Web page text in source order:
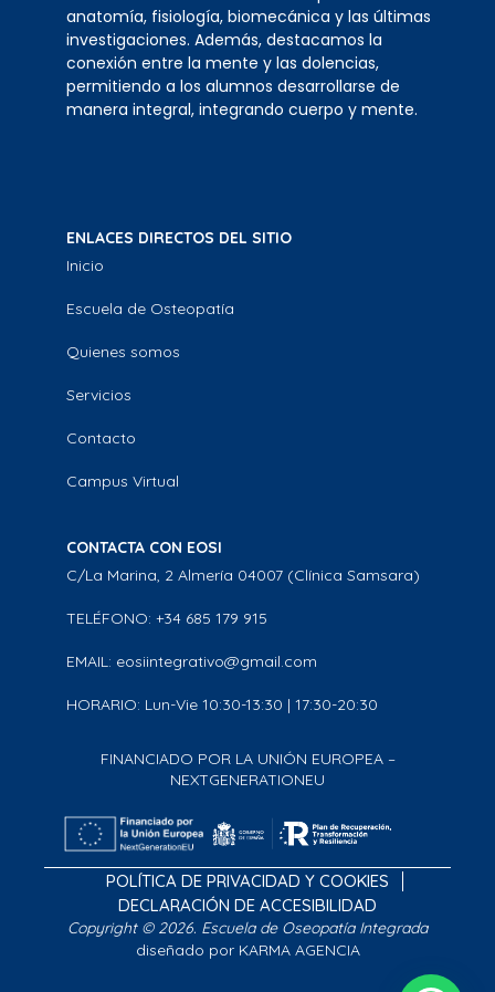
anatomía, fisiología, biomecánica y las últimas
investigaciones. Además, destacamos la
conexión entre la mente y las dolencias,
permitiendo a los alumnos desarrollarse de
manera integral, integrando cuerpo y mente.
ENLACES DIRECTOS DEL SITIO
Inicio
Escuela de Osteopatía
Quienes somos
Servicios
Contacto
Campus Virtual
CONTACTA CON EOSI
C/La Marina, 2 Almería 04007 (Clínica Samsara)
TELÉFONO: +34 685 179 915
EMAIL: eosiintegrativo@gmail.com
HORARIO: Lun-Vie 10:30-13:30 | 17:30-20:30
FINANCIADO POR LA UNIÓN EUROPEA –
NEXTGENERATIONEU
POLÍTICA DE PRIVACIDAD Y COOKIES
DECLARACIÓN DE ACCESIBILIDAD
Copyright © 2026. Escuela de Oseopatía Integrada
diseñado por KARMA AGENCIA